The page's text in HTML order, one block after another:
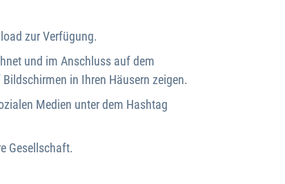
zur Verfügung.
und im Anschluss auf dem
in Ihren Häusern zeigen.
Medien unter dem Hashtag
Gesellschaft.